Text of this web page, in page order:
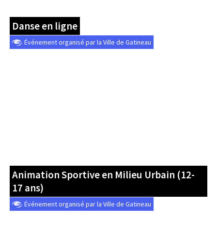
Danse en ligne
Événement organisé par la Ville de Gatineau
Animation Sportive en Milieu Urbain (12-
17 ans)
Événement organisé par la Ville de Gatineau